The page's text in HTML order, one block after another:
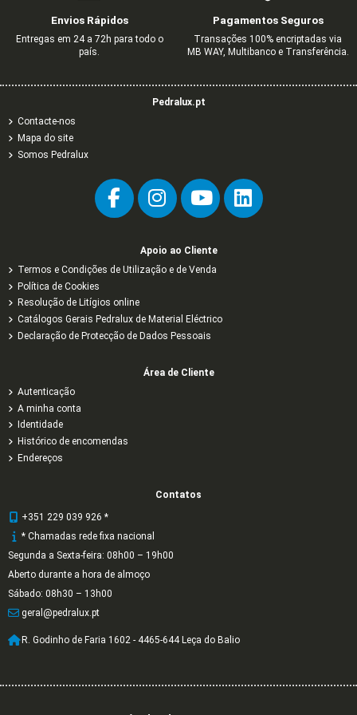
MONOBLOCO C/
4,44 €7,40 €
5,44 € 9,07 €
0,68 € 1,13 €
C/OBTUR MARFIM
4,44 €7,40 €
Envios Rápidos
Entregas em 24 a 72h para todo o
país.
Pagamentos Seguros
Transações 100% encriptadas via
MB WAY, Multibanco e Transferência.
Pedralux.pt
Contacte-nos
Mapa do site
Somos Pedralux
Apoio ao Cliente
Termos e Condições de Utilização e de Venda
Política de Cookies
Resolução de Litígios online
Catálogos Gerais Pedralux de Material Eléctrico
Declaração de Protecção de Dados Pessoais
Área de Cliente
Autenticação
A minha conta
Identidade
Histórico de encomendas
Endereços
Contatos
+351 229 039 926 *
* Chamadas rede fixa nacional
Segunda a Sexta-feira: 08h00 – 19h00
Aberto durante a hora de almoço
Sábado: 08h30 – 13h00
geral@pedralux.pt
R. Godinho de Faria 1602 - 4465-644 Leça do Balio